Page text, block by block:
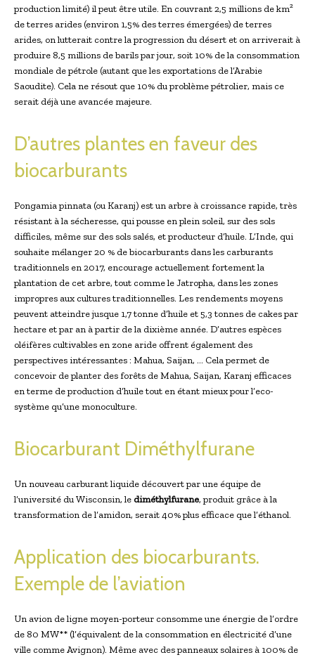
production limité) il peut être utile. En couvrant 2,5 millions de km²
de terres arides (environ 1,5% des terres émergées) de terres
arides, on lutterait contre la progression du désert et on arriverait à
produire 8,5 millions de barils par jour, soit 10% de la consommation
mondiale de pétrole (autant que les exportations de l’Arabie
Saoudite). Cela ne résout que 10% du problème pétrolier, mais ce
serait déjà une avancée majeure.
D’autres plantes en faveur des
biocarburants
Pongamia pinnata (ou Karanj) est un arbre à croissance rapide, très
résistant à la sécheresse, qui pousse en plein soleil, sur des sols
difficiles, même sur des sols salés, et producteur d’huile. L’Inde, qui
souhaite mélanger 20 % de biocarburants dans les carburants
traditionnels en 2017, encourage actuellement fortement la
plantation de cet arbre, tout comme le Jatropha, dans les zones
impropres aux cultures traditionnelles. Les rendements moyens
peuvent atteindre jusque 1,7 tonne d’huile et 5,3 tonnes de cakes par
hectare et par an à partir de la dixième année. D’autres espèces
oléifères cultivables en zone aride offrent également des
perspectives intéressantes : Mahua, Saijan, … Cela permet de
concevoir de planter des forêts de Mahua, Saijan, Karanj efficaces
en terme de production d’huile tout en étant mieux pour l’eco-
système qu’une monoculture.
Biocarburant Diméthylfurane
Un nouveau carburant liquide découvert par une équipe de
l’université du Wisconsin, le diméthylfurane, produit grâce à la
transformation de l’amidon, serait 40% plus efficace que l’éthanol.
Application des biocarburants.
Exemple de l’aviation
Un avion de ligne moyen-porteur consomme une énergie de l’ordre
de 80 MW** (l’équivalent de la consommation en électricité d’une
ville comme Avignon). Même avec des panneaux solaires à 100% de